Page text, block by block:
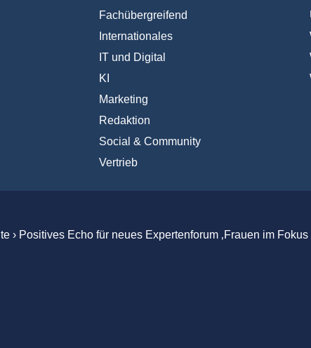
Fachübergreifend
Internationales
IT und Digital
KI
Marketing
Redaktion
Social & Community
Vertrieb
› Positives Echo für neues Expertenforum ‚Frauen im Fokus